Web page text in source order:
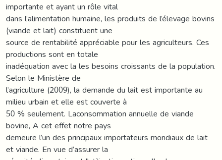
importante et ayant un rôle vital
dans l’alimentation humaine, les produits de l’élevage bovins
(viande et lait) constituent une
source de rentabilité appréciable pour les agriculteurs. Ces
productions sont en totale
inadéquation avec la les besoins croissants de la population.
Selon le Ministère de
l’agriculture (2009), la demande du lait est importante au
milieu urbain et elle est couverte à
50 % seulement. Laconsommation annuelle de viande
bovine, A cet effet notre pays
demeure l’un des principaux importateurs mondiaux de lait
et viande. En vue d’assurer la